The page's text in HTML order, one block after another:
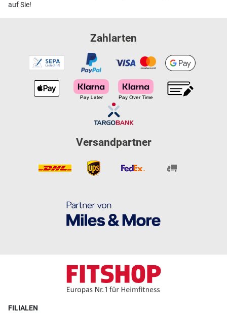
auf Sie!
Zahlarten
Versandpartner
FILIALEN